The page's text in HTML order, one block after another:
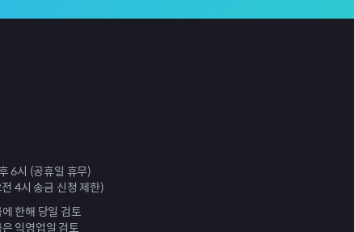
6시 (공휴일 휴무)
4시 송금 신청 제한)
한해 당일 검토
익영업일 검토